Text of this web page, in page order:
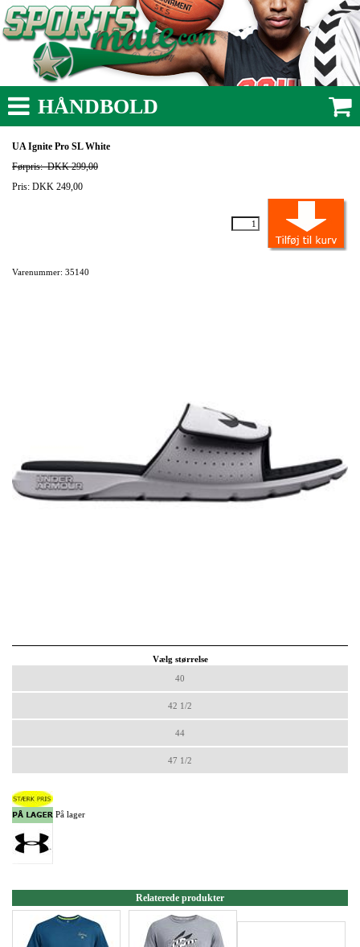
HÅNDBOLD
UA Ignite Pro SL White
Førpris:DKK 299,00
Pris: DKK 249,00
Varenummer: 35140
Vælg størrelse
40
42 1/2
44
47 1/2
På lager
Relaterede produkter